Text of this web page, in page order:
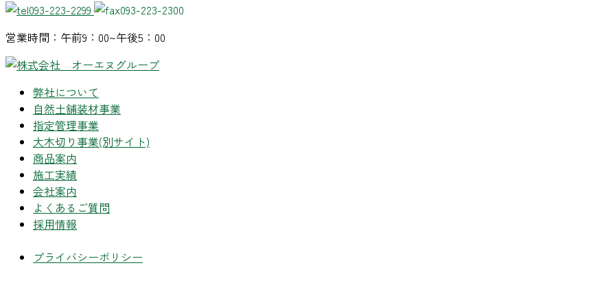
093-223-2299
093-223-2300
営業時間：午前9：00~午後5：00
弊社について
自然土舗装材事業
指定管理事業
大木切り事業(別サイト)
商品案内
施工実績
会社案内
よくあるご質問
採用情報
プライバシーポリシー